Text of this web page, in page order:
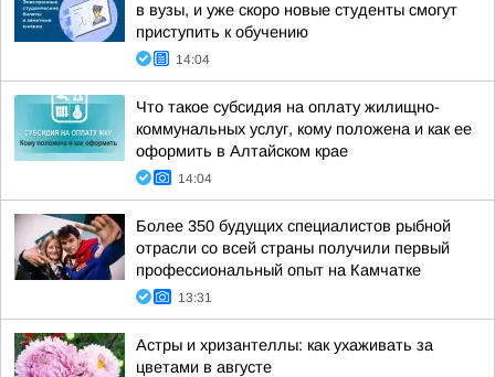
в вузы, и уже скоро новые студенты смогут
приступить к обучению
14:04
Что такое субсидия на оплату жилищно-
коммунальных услуг, кому положена и как ее
оформить в Алтайском крае
14:04
Более 350 будущих специалистов рыбной
отрасли со всей страны получили первый
профессиональный опыт на Камчатке
13:31
Астры и хризантеллы: как ухаживать за
цветами в августе